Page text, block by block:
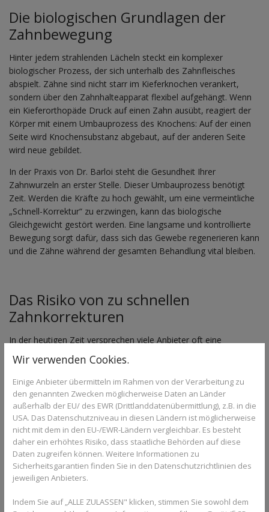
Die biologischen Grundlagen der
Zahnbewegung
Hinter jedem strahlenden Lächeln steckt ein komplexer
biologischer Prozess, der sich unterhalb des Zahnfleisches
abspielt. Zähne sind nicht starr im Kieferknochen verankert,
sondern über den Zahnhalteapparat flexibel aufgehängt. Wenn
ein Kieferorthopäde Druck auf einen Zahn ausübt, reagiert der
Körper mit einem Umbauprozess des Knochens: Auf der einen
Seite wird Knochensubstanz abgebaut, auf der anderen Seite
wird neue gebildet.
In der Praxis von Dr. Barloi steht die Gesundheit Ihrer
Zahnwurzeln an erster Stelle. Dieser Umbauprozess benötigt
Zeit. Werden die Kräfte zu hoch gewählt, um eine vermeintliche
„Schnell-Korrektur“ zu erzwingen, kann das biologische
Gleichgewicht gestört werden. Eine langsame und kontrollierte
Bewegung sorgt dafür, dass sich das Gewebe regenerieren kann
und die Zähne während der gesamten Behandlung vital bleiben.
Das Risiko von zu schnellen
Zahnkorrekturen
In der heutigen Zeit versprechen viele Anbieter oft eine
Zahnkorrektur in Rekordzeit. Doch was oberflächlich betrachtet
effizient wirkt, kann für die Zahnwurzeln gefährlich werden. Bei
zu hohem Druck drohen sogenannte Wurzelresorptionen. Dabei
verkürzen sich die Zahnwurzeln, da der Körper die Belastung
nicht mehr durch natürlichen Knochenumbau kompensieren
kann. Verkürzte Wurzeln können langfristig die Stabilität der
Zähne im Kiefer gefährden.
Zudem neigen Zähne, die zu schnell bewegt wurden, eher zum
sogenannten „Rezidiv“ – sie wandern nach Abschluss der
Behandlung schneller wieder in ihre alte, schiefe Position zurück.
dass sie dem Körper die nötigen Ruhephasen gönnt. Wir setzen
Wir verwenden Cookies.
Einige Anbieter übermitteln im Rahmen von der Verarbeitung zu
den genannten Zwecken möglicherweise Daten an Länder
außerhalb der EU/ des EWR (Drittlanddatenübermittlung), z.B. in die
USA. Das Datenschutzniveau in diesen Ländern ist möglicherweise
nicht mit dem in den EU-/EWR-Ländern vergleichbar. Es besteht
daher ein erhöhtes Risiko, dass staatliche Behörden auf diese
Daten zugreifen können. Weitere Informationen zu
Sicherheitsgarantien finden Sie in den Datenschutzrichtlinien des
jeweiligen Anbieters.
Indem Sie auf „ALLE ZULASSEN" klicken, stimmen Sie sowohl dem